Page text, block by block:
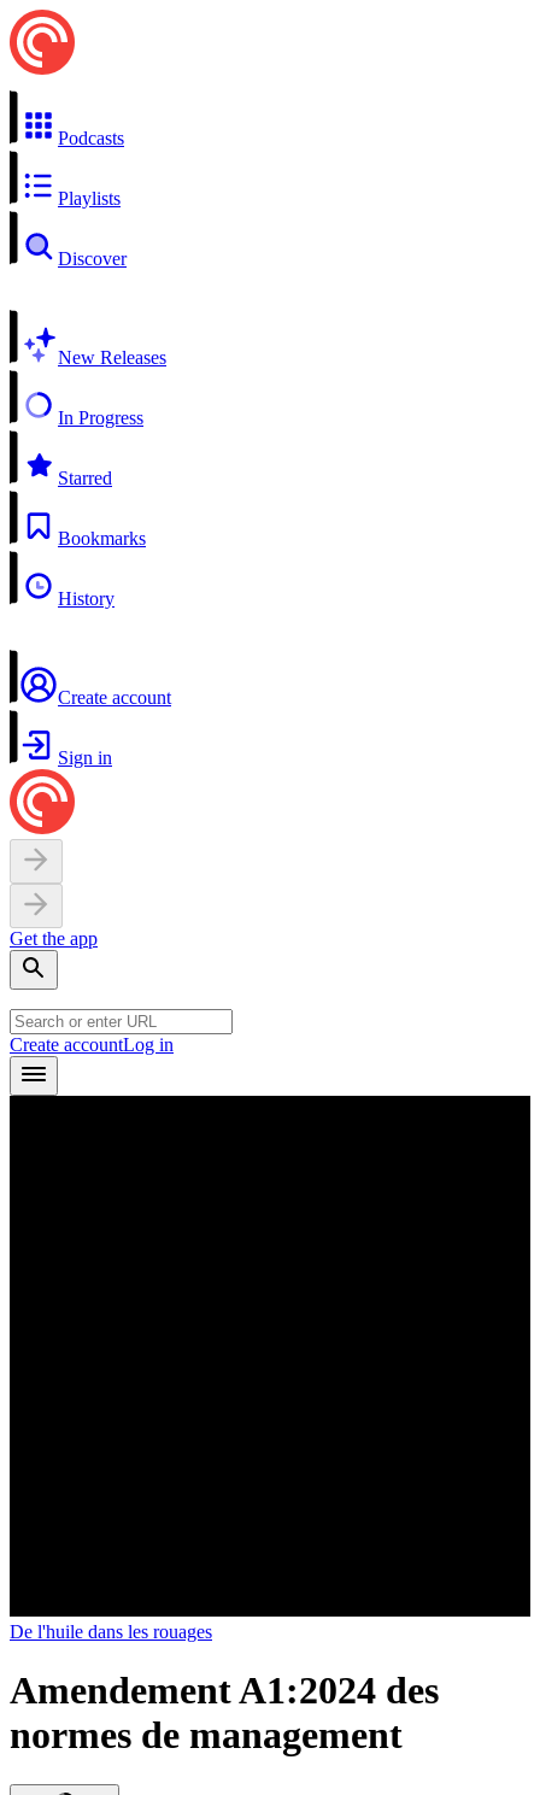
Podcasts
Playlists
Discover
New Releases
In Progress
Starred
Bookmarks
History
Create account
Sign in
Get the app
Create accountLog in
De l'huile dans les rouages
Amendement A1:2024 des
normes de management